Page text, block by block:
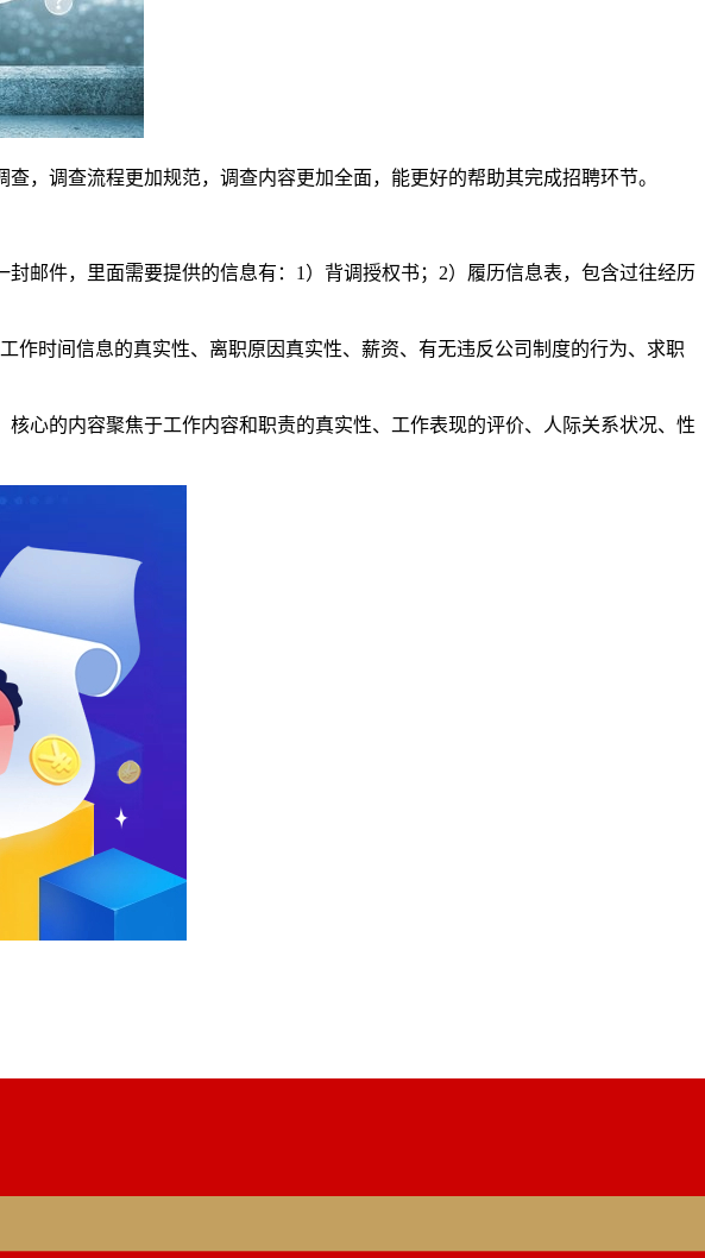
，调查流程更加规范，调查内容更加全面，能更好的帮助其完成招聘环节。
邮件，里面需要提供的信息有：1）背调授权书；2）履历信息表，包含过往经历
时间信息的真实性、离职原因真实性、薪资、有无违反公司制度的行为、求职
心的内容聚焦于工作内容和职责的真实性、工作表现的评价、人际关系状况、性